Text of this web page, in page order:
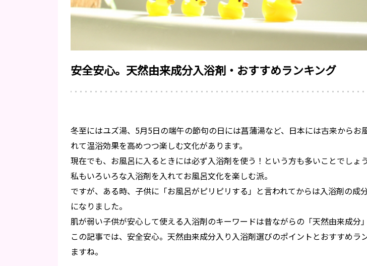
安全安心。天然由来成分入浴剤・おすすめランキング
冬至にはユズ湯、5月5日の端午の節句の日には菖蒲湯など、日本には古来からお
れて温浴効果を高めつつ楽しむ文化があります。
現在でも、お風呂に入るときには必ず入浴剤を使う！という方も多いことでしょう
私もいろいろな入浴剤を入れてお風呂文化を楽しむ派。
ですが、ある時、子供に「お風呂がピリピリする」と言われてからは入浴剤の成
になりました。
肌が弱い子供が安心して使える入浴剤のキーワードは昔ながらの「天然由来成分」
この記事では、安全安心。天然由来成分入り入浴剤選びのポイントとおすすめラ
ますね。